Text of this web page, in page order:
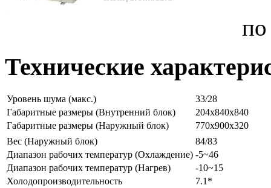
по
Технические
Уровень шума (макс.)
33/28
Габаритные размеры (Внутренний блок)
204x840x840
Габаритные размеры (Наружный блок)
770x900x320
Вес (Наружный блок)
84/83
Диапазон рабочих температур (Охлаждение) -5~46
Диапазон рабочих температур (Нагрев)
-10~15
Холодопроизводительность
7.1*